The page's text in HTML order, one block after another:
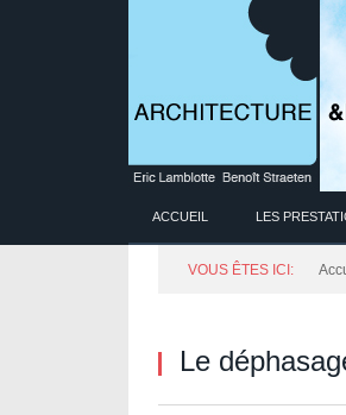
ACCUEIL LES
VOUS ÊTES ICI:
Le